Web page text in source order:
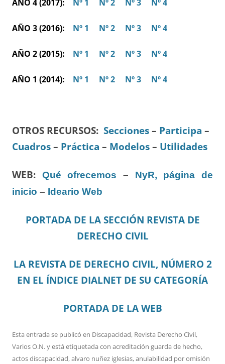
AÑO 4 (2017): Nº 1 Nº 2 Nº 3 Nº 4
AÑO 3 (2016): Nº 1 Nº 2 Nº 3 Nº 4
AÑO 2 (2015): Nº 1 Nº 2 Nº 3 Nº 4
AÑO 1 (2014): Nº 1 Nº 2 Nº 3 Nº 4
OTROS RECURSOS: Secciones – Participa –
Cuadros – Práctica – Modelos – Utilidades
WEB: Qué ofrecemos – NyR, página de
inicio – Ideario Web
PORTADA DE LA SECCIÓN REVISTA DE
DERECHO CIVIL
LA REVISTA DE DERECHO CIVIL, NÚMERO 2
EN EL ÍNDICE DIALNET DE SU CATEGORÍA
PORTADA DE LA WEB
Esta entrada se publicó en Discapacidad, Revista Derecho Civil,
Varios O.N.y está etiquetada con acreditación guarda de hecho,
actos discapacidad,alvaro nuñez iglesias,anulabilidad por omisión